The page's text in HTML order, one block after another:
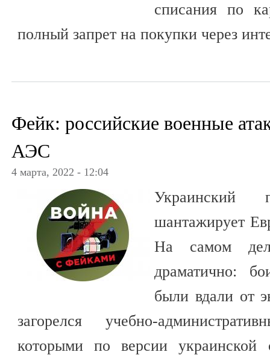
списания по
полный запрет на покупки через
Фейк: российские военные
АЭС
4 марта, 2022 - 12:04
Украинский
шантажирует
На самом
драматично:
были вдали от
загорелся учебно-
которыми по версии украинской